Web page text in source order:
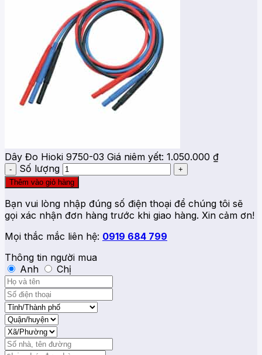
Dây Đo Hioki 9750-03 Giá niêm yết: 1.050.000 ₫
Số lượng
Thêm vào giỏ hàng
Bạn vui lòng nhập đúng số điện thoại để chúng tôi sẽ
gọi xác nhận đơn hàng trước khi giao hàng. Xin cảm ơn!
Mọi thắc mắc liên hệ: 0919 684 799
Thông tin người mua
Anh
Chị